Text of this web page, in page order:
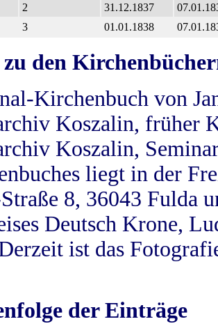
2 31.12.1837
3 01.01.1838
den
Kirchenbuch von
Koszalin, früher
Koszalin,
liegt in der
8, 36043 Fulda
Deutsch Krone,
ist das
der Einträge